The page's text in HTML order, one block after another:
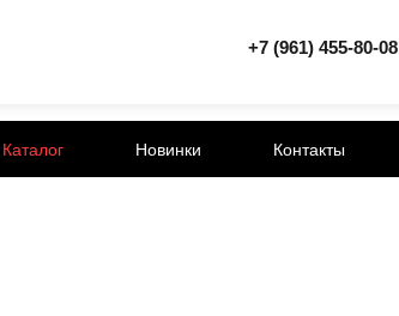
+7 (961) 455-80-08
Каталог Новинки Контакты